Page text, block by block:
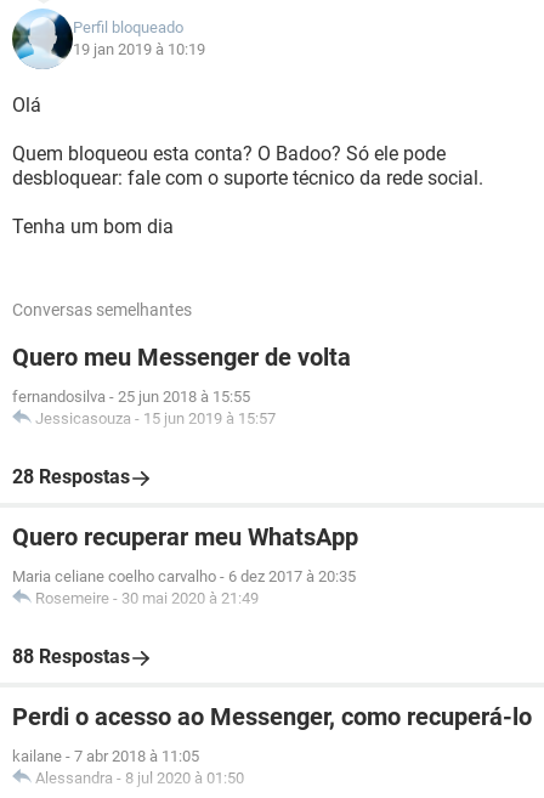
Perfil bloqueado
19 jan 2019 à 10:19
Olá
Quem bloqueou esta conta? O Badoo? Só ele pode
desbloquear: fale com o suporte técnico da rede social.
Tenha um bom dia
Conversas semelhantes
Quero meu Messenger de volta
fernandosilva - 25 jun 2018 à 15:55
Jessicasouza - 15 jun 2019 à 15:57
28 Respostas
Quero recuperar meu WhatsApp
Maria celiane coelho carvalho - 6 dez 2017 à 20:35
Rosemeire - 30 mai 2020 à 21:49
88 Respostas
Perdi o acesso ao Messenger, como recuperá-lo
kailane - 7 abr 2018 à 11:05
Alessandra - 8 jul 2020 à 01:50